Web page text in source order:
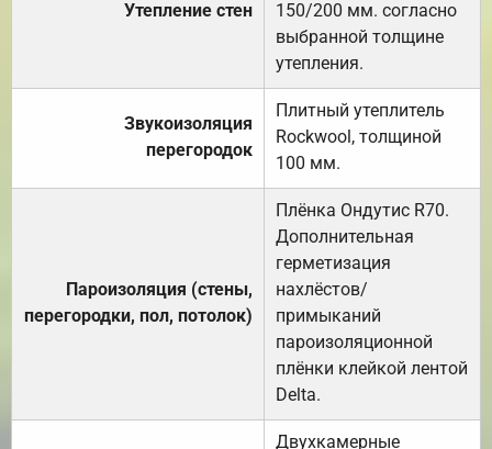
Утепление стен
150/200 мм. согласно
выбранной толщине
утепления.
Звукоизоляция
перегородок
Плитный утеплитель
Rockwool, толщиной
100 мм.
Пароизоляция (стены,
перегородки, пол, потолок)
Плёнка Ондутис R70.
Дополнительная
герметизация
нахлёстов/
примыканий
пароизоляционной
плёнки клейкой лентой
Delta.
Двухкамерные